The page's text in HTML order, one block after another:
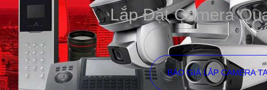
Lắp Đặt Camera
BÁO GIÁ LẮP CAMERA